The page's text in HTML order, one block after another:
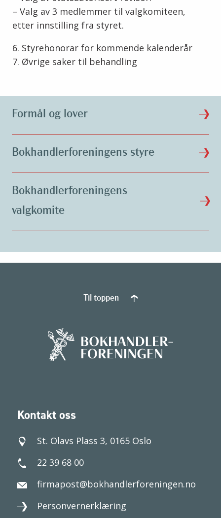
– Valg av 3 medlemmer til valgkomiteen,
etter innstilling fra styret.
6. Styrehonorar for kommende kalenderår
7. Øvrige saker til behandling
Formål og lover
Bokhandlerforeningens styre
Bokhandlerforeningens
valgkomite
Kontakt oss
St. Olavs Plass 3, 0165 Oslo
22 39 68 00
firmapost@bokhandlerforeningen.no
Personvernerklæring
Til toppen